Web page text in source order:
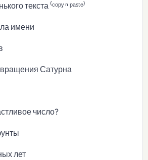
текста ⁽ᶜᵒᵖʸ ⁿ ᵖᵃˢᵗᵉ⁾
имени
Сатурна
число?
лет